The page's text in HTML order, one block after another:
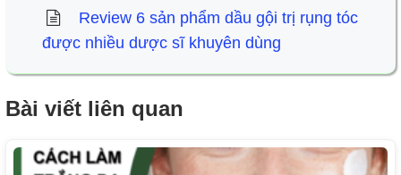
Review 6 sản phẩm dầu gội trị rụng tóc
được nhiều dược sĩ khuyên dùng
Bài viết liên quan